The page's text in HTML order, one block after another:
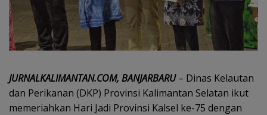
JURNALKALIMANTAN.COM, BANJARBARU– Dinas Kelautan
dan Perikanan (DKP) Provinsi Kalimantan Selatan ikut
memeriahkan Hari Jadi Provinsi Kalsel ke-75 dengan